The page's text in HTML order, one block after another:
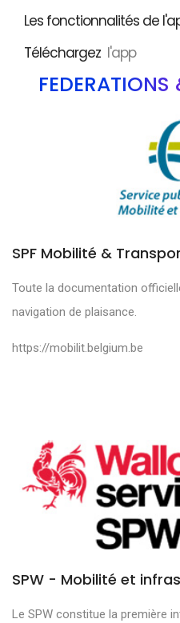
Les fonctionnalités de
Téléchargez l'app
SPF Mobilité &
Toute la documentation
navigation de plaisance.
https://mobilit.belgium.be
SPW - Mobilité et
Le SPW constitue la première
FÉDÉRATIONS